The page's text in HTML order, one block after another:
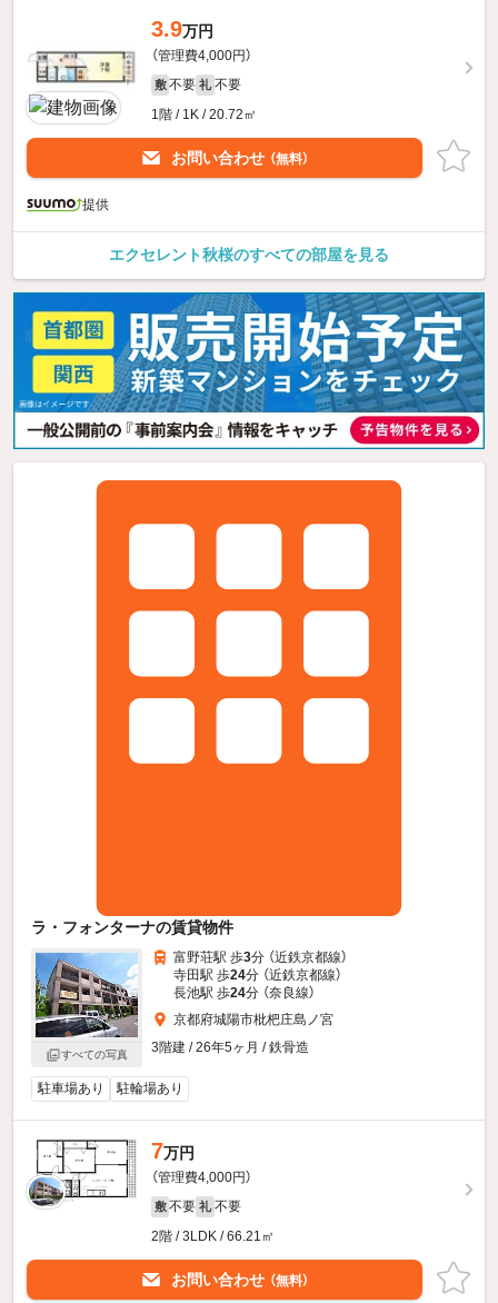
3.9万円
（管理費4,000円）
敷 不要 礼 不要
1階 / 1K / 20.72㎡
お問い合わせ （無料）
提供
エクセレント秋桜のすべての部屋を見る
ラ・フォンターナの賃貸物件
すべての写真
富野荘駅 歩3分 （近鉄京都線）
寺田駅 歩24分 （近鉄京都線）
長池駅 歩24分 （奈良線）
京都府城陽市枇杷庄島ノ宮
3階建 / 26年5ヶ月 / 鉄骨造
駐車場あり 駐輪場あり
7万円
（管理費4,000円）
敷 不要 礼 不要
2階 / 3LDK / 66.21㎡
お問い合わせ （無料）